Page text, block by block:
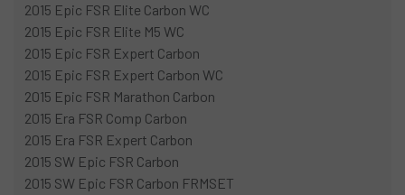
2015 Epic FSR Elite Carbon WC
2015 Epic FSR Elite M5 WC
2015 Epic FSR Expert Carbon
2015 Epic FSR Expert Carbon WC
2015 Epic FSR Marathon Carbon
2015 Era FSR Comp Carbon
2015 Era FSR Expert Carbon
2015 SW Epic FSR Carbon
2015 SW Epic FSR Carbon FRMSET